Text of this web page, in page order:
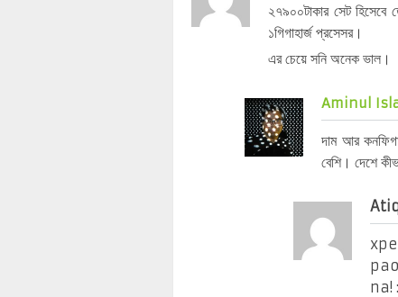
২৭৯০০টাকার সেট হিসেবে
১গিগাহার্জ প্রসেসর।
এর চেয়ে সনি অনেক ভাল।
Aminul
দাম আর
বেশি। দেশে
na!